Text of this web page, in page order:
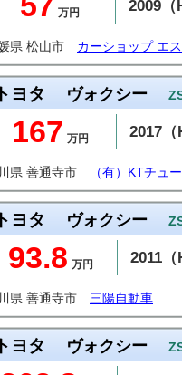
万円 2009（
県 松山市 カーショップ エ
トヨタ ヴォクシー
167 万円 2017（
県 善通寺市 （有）KTチュ
トヨタ ヴォクシー
93.8 万円 2011（
県 善通寺市 三陽自動車
トヨタ ヴォクシー